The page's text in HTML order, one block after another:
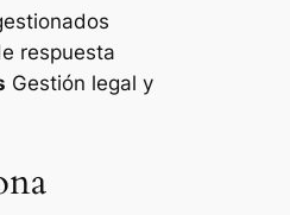
respuesta
Gestión legal y